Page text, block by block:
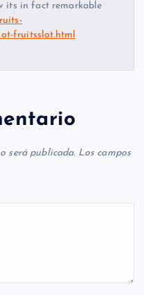
its in fact remarkable
fruitsslot.html
será publicada. Los campos